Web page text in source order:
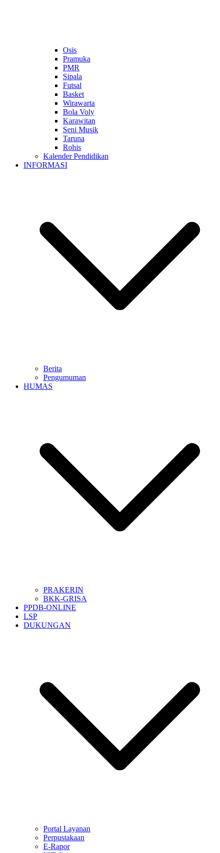
Osis
Pramuka
PMR
Sipala
Futsal
Basket
Wirawarta
Bola Voly
Karawitan
Seni Musik
Taruna
Rohis
Kalender Pendidikan
INFORMASI
Berita
Pengumuman
HUMAS
PRAKERIN
BKK-GRISA
PPDB-ONLINE
LSP
DUKUNGAN
Portal Layanan
Perpustakaan
E-Rapor